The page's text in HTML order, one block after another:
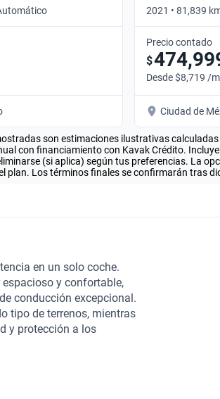
2021 • 81,839
Precio contado
$
Desde $8,719 /
Ciudad de
son estimaciones ilustrativas
con financiamiento con Kavak Crédito.
(si aplica) según tus preferencias. La
plan. Los términos finales se confirmarán tras
en un solo coche.
y confortable,
conducción excepcional.
tipo de terrenos, mientras
y protección a los
de adquirir
Además, en